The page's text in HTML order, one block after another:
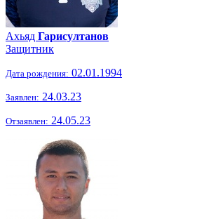
Ахьяд Гарисултанов
Защитник
Дата рождения: 02.01.1994
Заявлен: 24.03.23
Отзаявлен: 24.05.23